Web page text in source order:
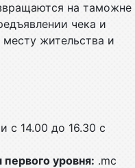
на таможне
чека и
жительства и
с 14.00 до 16.30 с
уровня: .mc